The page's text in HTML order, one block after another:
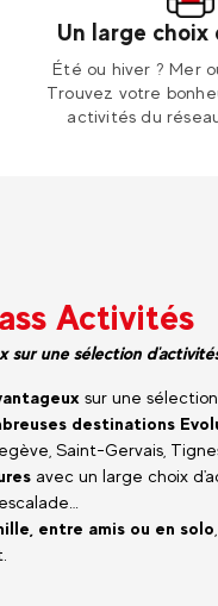
Un large choix
Été ou hiver ? Mer
Trouvez votre
activités du
Activités
sur une sélection
sur une
destinations
Saint-Gervais,
avec un large choix
entre amis ou en solo